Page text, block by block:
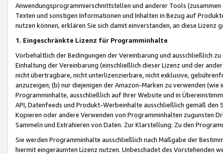
Anwendungsprogrammierschnittstellen und anderer Tools (zusammen
Texten und sonstigen Informationen und Inhalten in Bezug auf
nutzen können, erklären Sie sich damit einverstanden, an diese Lizenz
1. Eingeschränkte Lizenz für Programminhalte
Vorbehaltlich der Bedingungen der Vereinbarung und ausschließlich
Einhaltung der Vereinbarung (einschließlich dieser Lizenz und der
nicht übertragbare, nicht unterlizenzierbare, nicht exklusive,
anzuzeigen; (b) nur diejenigen der Amazon-Marken zu verwenden
Programminhalte, ausschließlich auf Ihrer Website und in
API, Datenfeeds und Produkt-Werbeinhalte ausschließlich gemäß
Kopieren oder andere Verwenden von Programminhalten zugunsten
Sammeln und Extrahieren von Daten. Zur Klarstellung: Zu den
Sie werden Programminhalte ausschließlich nach Maßgabe der
hiermit eingeräumten Lizenz nutzen. Unbeschadet des Vorstehenden